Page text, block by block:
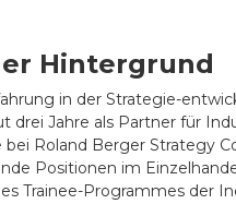
Hintergrund
in der Strategie-
drei Jahre als Partner für
bei Roland Berger Strategy
Positionen im
Trainee-Programmes der